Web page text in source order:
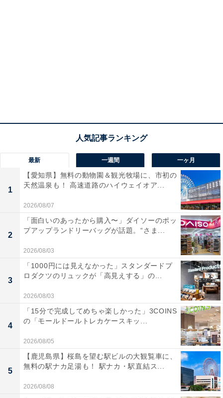
最新 一週間 一ヶ月
1
【愛知県】無料の動物園＆観光牧場に、市初の
天然温泉も！ 高速道路のハイウェイオア...
2026/08/07
2
「面白いのあったから購入〜」ダイソーのポッ
プアップランドリーバッグが話題。“さま...
2026/08/03
3
「1000円には見えなかった」スタンダードプ
ロダクツのリュックが「高見えする」の...
2026/08/03
4
「15分で完成してめちゃ楽しかった」3COINS
の「モールドールトレカケースキッ...
2026/08/05
5
【鹿児島県】桜島を望む駅ビルの大観覧車に、
無料の駅ナカ足湯も！ 駅ナカ・駅直結ス...
2026/08/08